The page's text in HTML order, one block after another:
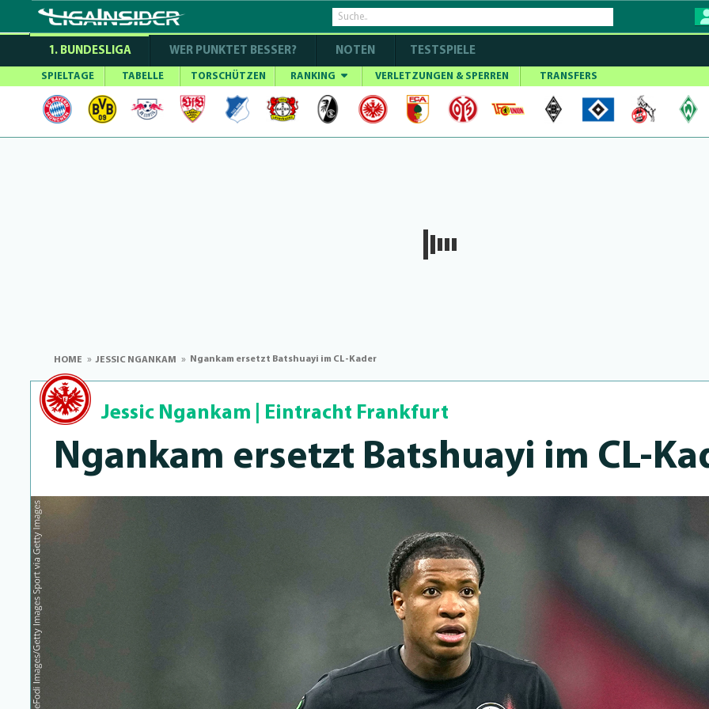
1. BUNDESLIGA WER PUNKTET BESSER? NOTEN TESTSPIELE
SPIELTAGE TABELLE TORSCHÜTZEN RANKING VERLETZUNGEN & SPERREN TRANSFERS
HOME JESSIC NGANKAM Ngankam ersetzt Batshuayi im CL-Kader
Jessic Ngankam Eintracht Frankfurt
Ngankam ersetzt Batshuayi im CL-